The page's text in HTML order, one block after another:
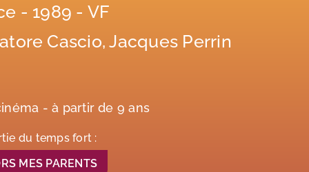
- 1989 - VF
Cascio, Jacques Perrin
- à partir de 9 ans
du temps fort :
MES PARENTS